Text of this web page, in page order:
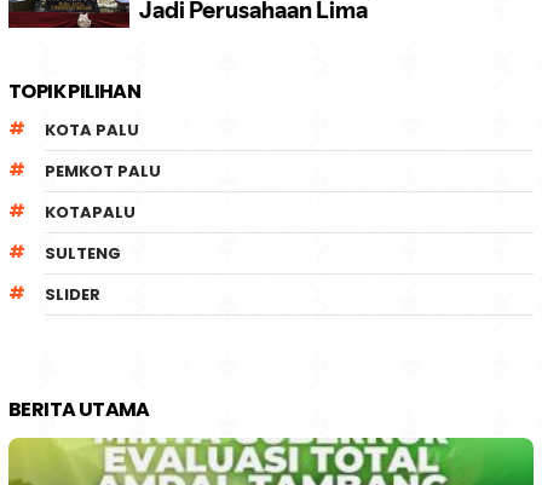
TOPIK PILIHAN
KOTA PALU
PEMKOT PALU
KOTAPALU
SULTENG
SLIDER
BERITA UTAMA